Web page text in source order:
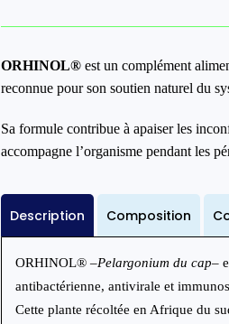
ORHINOL® est un complément
reconnue pour son soutien naturel du
Sa formule contribue à apaiser les
accompagne l’organisme pendant les
Description Composition
ORHINOL® –Pelargonium du cap–
antibactérienne, antivirale et
Cette plante récoltée en Afrique du